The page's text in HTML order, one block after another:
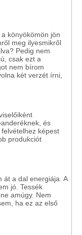
könyökömön jön
meg ilyesmikről
Pedig nem
csak ezt a
nem bírom
két verzét írni,
és
képest
produkciót
át a dal energiája. A
jó. Tessék
amúgy. Nem
ha ez az első